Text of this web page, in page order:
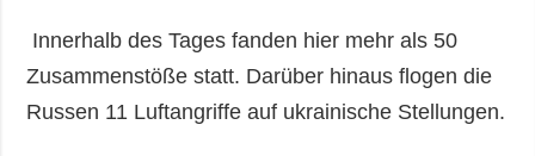
Innerhalb des Tages fanden hier mehr als 50
Zusammenstöße statt. Darüber hinaus flogen die
Russen 11 Luftangriffe auf ukrainische Stellungen.